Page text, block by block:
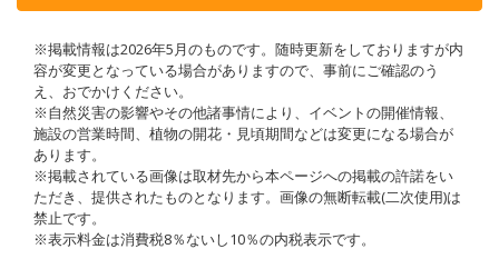
※掲載情報は2026年5月のものです。随時更新をしておりますが内
容が変更となっている場合がありますので、事前にご確認のう
え、おでかけください。
※自然災害の影響やその他諸事情により、イベントの開催情報、
施設の営業時間、植物の開花・見頃期間などは変更になる場合が
あります。
※掲載されている画像は取材先から本ページへの掲載の許諾をい
ただき、提供されたものとなります。画像の無断転載(二次使用)は
禁止です。
※表示料金は消費税8％ないし10％の内税表示です。